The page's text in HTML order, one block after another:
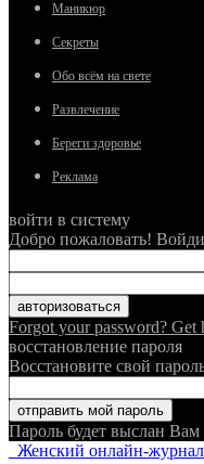
Маникюр
Секреты
Обо всём на свете
Развлечение
Береги здоровье
Реклама
войти в систему
Добро пожаловать!
Forgot your password? Get
восстановление пароля
Восстановите свой
Пароль будет выслан Вам
Женский онлайн-